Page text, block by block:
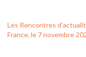
Les Rencontres
France, le 7 novembre